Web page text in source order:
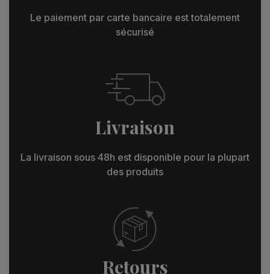
Le paiement par carte bancaire est totalement
sécurisé
Livraison
La livraison sous 48h est disponible pour la plupart
des produits
Retours